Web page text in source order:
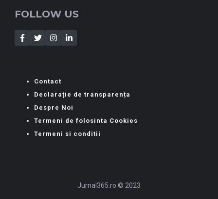
FOLLOW US
Contact
Declarație de transparența
Despre Noi
Termeni de folosinta Cookies
Termeni si conditii
Jurnal365.ro © 2023